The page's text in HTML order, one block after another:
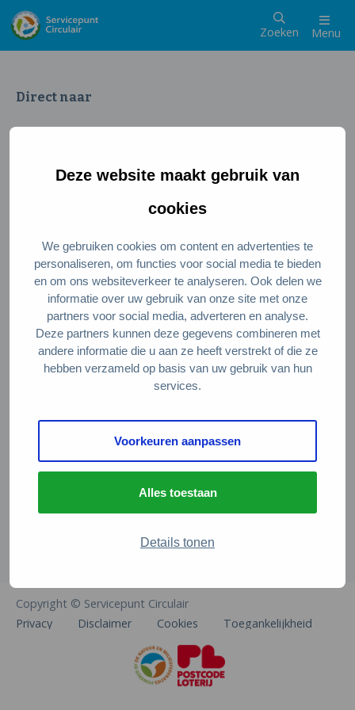
Deze website maakt gebruik van
cookies
We gebruiken cookies om content en advertenties te
personaliseren, om functies voor social media te bieden
en om ons websiteverkeer te analyseren. Ook delen we
informatie over uw gebruik van onze site met onze
partners voor social media, adverteren en analyse.
Deze partners kunnen deze gegevens combineren met
andere informatie die u aan ze heeft verstrekt of die ze
hebben verzameld op basis van uw gebruik van hun
services.
Voorkeuren aanpassen
Alles toestaan
Details tonen
Zoeken Menu
Direct naar
Wat is een circulaire samenleving
Meedoen als ondernemer
Circulaire producten en diensten
Wie zijn wij?
Over ons
Stel je vraag
Servicepunt Team
Veelgestelde vragen
De Natuur en Milieufederaties
Arthur van Schendelstraat 600
info@natuurenmilieufederaties.nl
Copyright © Servicepunt Circulair
Privacy
Disclaimer Cookies Toegankelijkheid